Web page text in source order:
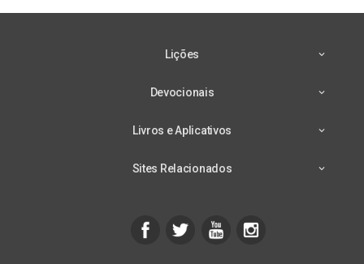
Lições
Devocionais
Livros e Aplicativos
Sites Relacionados